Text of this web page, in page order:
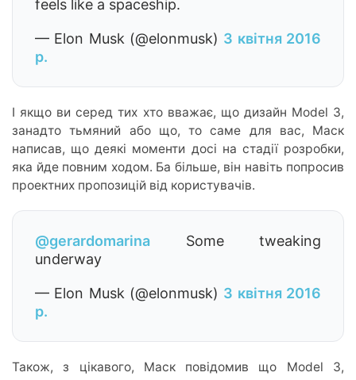
feels like a spaceship.
— Elon Musk (@elonmusk) 3 квітня 2016
р.
І якщо ви серед тих хто вважає, що дизайн Model 3,
занадто тьмяний або що, то саме для вас, Маск
написав, що деякі моменти досі на стадії розробки,
яка йде повним ходом. Ба більше, він навіть попросив
проектних пропозицій від користувачів.
@gerardomarina Some tweaking
underway
— Elon Musk (@elonmusk) 3 квітня 2016
р.
Також, з цікавого, Маск повідомив що Model 3,